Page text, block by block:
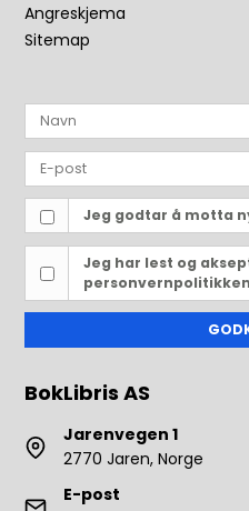
Angreskjema
Sitemap
Jeg godtar å motta
Jeg har lest og
BokLibris AS
Jarenvegen 1
2770 Jaren, Norge
E-post